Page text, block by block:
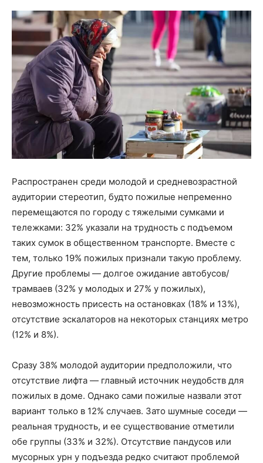
Распространен среди молодой и средневозрастной
аудитории стереотип, будто пожилые непременно
перемещаются по городу с тяжелыми сумками и
тележками: 32% указали на трудность с подъемом
таких сумок в общественном транспорте. Вместе с
тем, только 19% пожилых признали такую проблему.
Другие проблемы — долгое ожидание автобусов/
трамваев (32% у молодых и 27% у пожилых),
невозможность присесть на остановках (18% и 13%),
отсутствие эскалаторов на некоторых станциях метро
(12% и 8%).
Сразу 38% молодой аудитории предположили, что
отсутствие лифта — главный источник неудобств для
пожилых в доме. Однако сами пожилые назвали этот
вариант только в 12% случаев. Зато шумные соседи —
реальная трудность, и ее существование отметили
обе группы (33% и 32%). Отсутствие пандусов или
мусорных урн у подъезда редко считают проблемой